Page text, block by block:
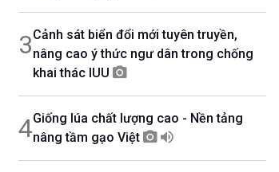
3Cảnh sát biển đổi mới tuyên truyền,
nâng cao ý thức ngư dân trong chống
khai thác IUU
4Giống lúa chất lượng cao - Nền tảng
nâng tầm gạo Việt